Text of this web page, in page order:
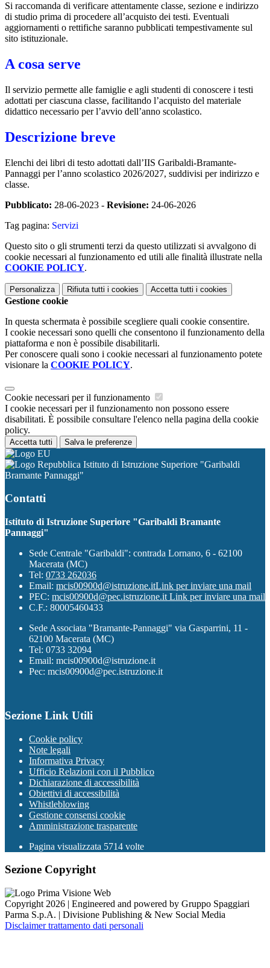
Si raccomanda di verificare attentamente classe, sezione e indirizzo
di studio prima di procedere all’acquisto dei testi. Eventuali
aggiornamenti o rettifiche saranno pubblicati tempestivamente sul
sito istituzionale.
A cosa serve
Il servizio permette alle famiglie e agli studenti di conoscere i testi
adottati per ciascuna classe, facilitando l’acquisto del materiale
didattico necessario per l’avvio dell’anno scolastico.
Descrizione breve
Elenchi dei libri di testo adottati dall’IIS Garibaldi-Bramante-
Pannaggi per l’anno scolastico 2026/2027, suddivisi per indirizzo e
classe.
Pubblicato: 28-06-2023 - Revisione: 24-06-2026
Tag pagina: Servizi
Questo sito o gli strumenti terzi da questo utilizzati si avvalgono di
cookie necessari al funzionamento ed utili alle finalità illustrate nella
COOKIE POLICY.
Personalizza Rifiuta tutti i cookies Accetta tutti i cookies
Gestione cookie
In questa schermata è possibile scegliere quali cookie consentire.
I cookie necessari sono quelli che consentono il funzionamento della
piattaforma e non è possibile disabilitarli.
Per conoscere quali sono i cookie necessari al funzionamento potete
visionare la COOKIE POLICY.
Cookie necessari per il funzionamento
I cookie necessari per il funzionamento non possono essere
disabilitati. È possibile consultare l'elenco nella pagina della cookie
policy.
Accetta tutti Salva le preferenze
Istituto di Istruzione Superiore "Garibaldi
Bramante Pannaggi"
Contatti
Istituto di Istruzione Superiore "Garibaldi Bramante
Pannaggi"
Sede Centrale "Garibaldi": contrada Lornano, 6 - 62100
Macerata (MC)
Tel: 0733 262036
Email: mcis00900d@istruzione.itLink per inviare una mail
PEC: mcis00900d@pec.istruzione.it Link per inviare una mail
C.F.: 80005460433
Sede Associata "Bramante-Pannaggi" via Gasparrini, 11 -
62100 Macerata (MC)
Tel: 0733 32094
Email: mcis00900d@istruzione.it
Pec: mcis00900d@pec.istruzione.it
Sezione Link Utili
Cookie policy
Note legali
Informativa Privacy
Ufficio Relazioni con il Pubblico
Dichiarazione di accessibilità
Obiettivi di accessibilità
Whistleblowing
Gestione consensi cookie
Amministrazione trasparente
Pagina visualizzata 5714 volte
Sezione Copyright
Copyright 2026 | Engineered and powered by Gruppo Spaggiari
Parma S.p.A. | Divisione Publishing & New Social Media
Disclaimer trattamento dati personali